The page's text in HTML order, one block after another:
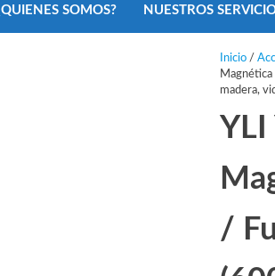
SOMOS? NUESTROS
Inicio/
madera,
/